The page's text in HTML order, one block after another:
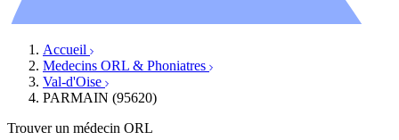
Accueil
Medecins ORL & Phoniatres
Val-d'Oise
PARMAIN (95620)
Trouver un médecin ORL